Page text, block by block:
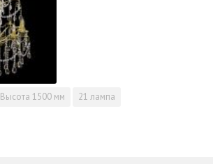
Высота 1500 мм 21 лампа